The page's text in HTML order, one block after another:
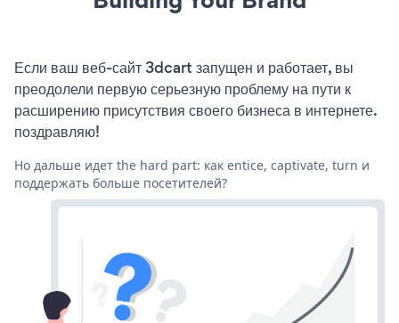
Если ваш веб-сайт 3dcart запущен и работает, вы
преодолели первую серьезную проблему на пути к
расширению присутствия своего бизнеса в интернете.
поздравляю!
Но дальше идет the hard part: как entice, captivate, turn и
поддержать больше посетителей?